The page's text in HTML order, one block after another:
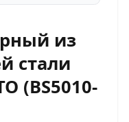
из
стали
(BS5010-